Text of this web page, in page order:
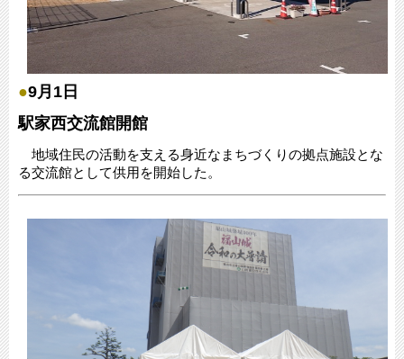
●9月1日
駅家西交流館開館
地域住民の活動を支える身近なまちづくりの拠点施設とな
る交流館として供用を開始した。